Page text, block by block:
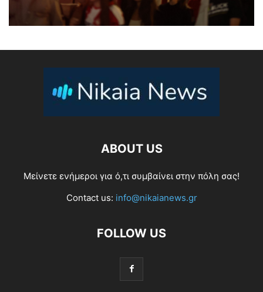
ABOUT US
Μείνετε ενήμεροι για ό,τι συμβαίνει στην πόλη σας!
Contact us: info@nikaianews.gr
FOLLOW US